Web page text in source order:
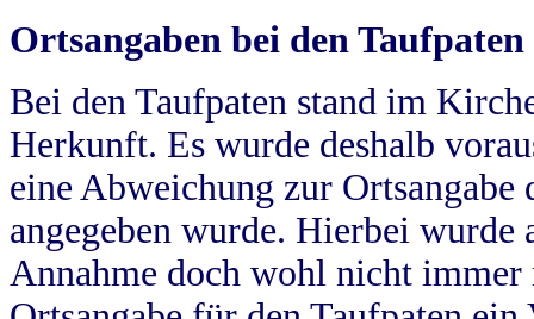
Ortsangaben bei den Taufpaten
Bei den Taufpaten stand im
Herkunft. Es wurde deshalb
eine Abweichung zur
angegeben wurde. Hierbei wurde
Annahme doch wohl nicht